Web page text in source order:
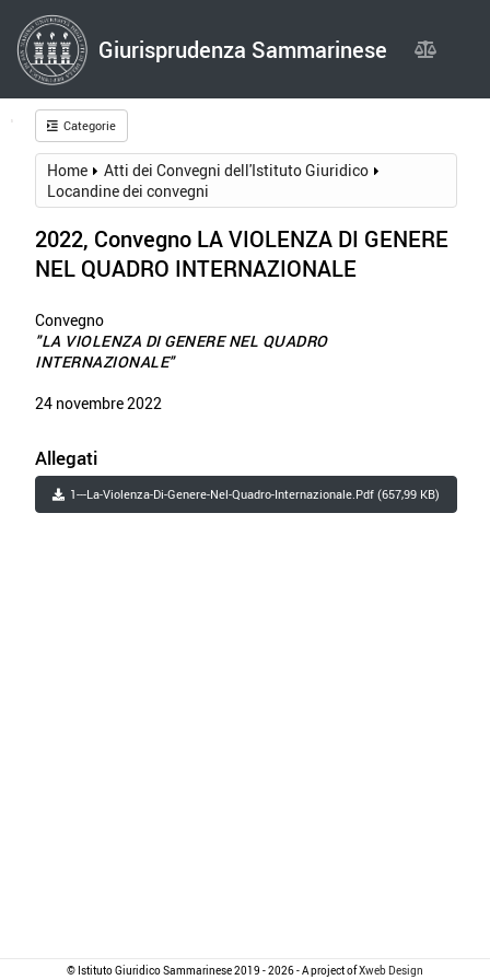
Giurisprudenza Sammarinese
Categorie
Home
Atti dei Convegni dell'Istituto Giuridico
Locandine dei convegni
2022, Convegno LA VIOLENZA DI GENERE
NEL QUADRO INTERNAZIONALE
Convegno
"LA VIOLENZA DI GENERE NEL QUADRO
INTERNAZIONALE"
24 novembre 2022
Allegati
1---La-Violenza-Di-Genere-Nel-Quadro-Internazionale.pdf (657,99 KB)
© Istituto Giuridico Sammarinese 2019 - 2026 - A project ofXweb Design